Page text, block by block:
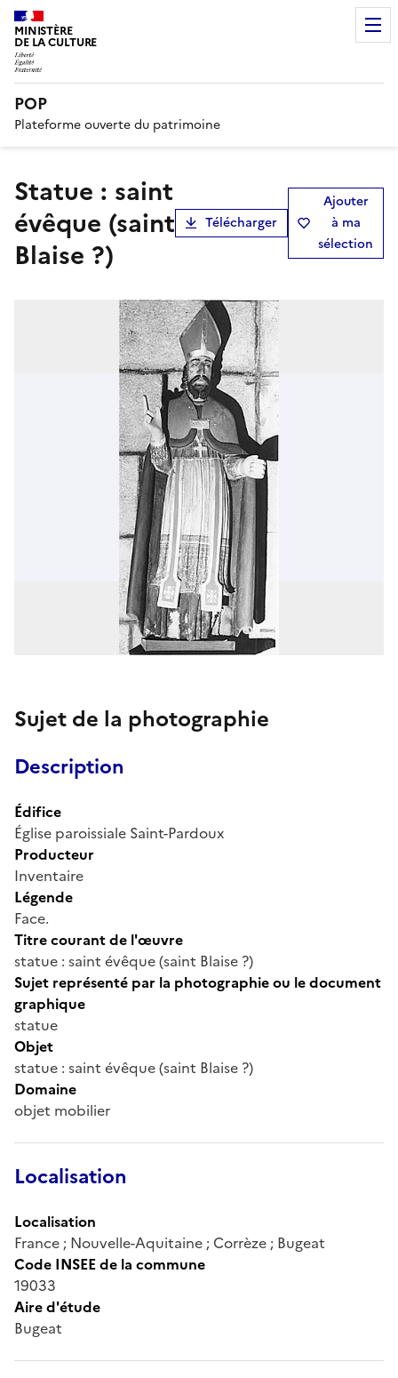
MINISTÈRE
DE LA CULTURE
POP
Plateforme ouverte du patrimoine
statue : saint
évêque (saint
Blaise ?)
Télécharger
Ajouter
à ma
sélection
Sujet de la photographie
Description
Édifice
Église paroissiale Saint-Pardoux
Producteur
Inventaire
Légende
Face.
Titre courant de l'œuvre
statue : saint évêque (saint Blaise ?)
Sujet représenté par la photographie ou le document
graphique
statue
Objet
statue : saint évêque (saint Blaise ?)
Domaine
objet mobilier
Localisation
Localisation
France ; Nouvelle-Aquitaine ; Corrèze ; Bugeat
Code INSEE de la commune
19033
Aire d'étude
Bugeat